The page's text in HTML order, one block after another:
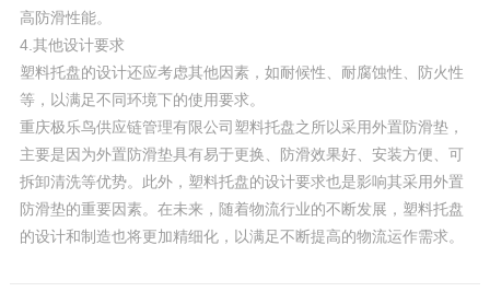
高防滑性能。
4.其他设计要求
塑料托盘的设计还应考虑其他因素，如耐候性、耐腐蚀性、防火性
等，以满足不同环境下的使用要求。
重庆极乐鸟供应链管理有限公司塑料托盘之所以采用外置防滑垫，
主要是因为外置防滑垫具有易于更换、防滑效果好、安装方便、可
拆卸清洗等优势。此外，塑料托盘的设计要求也是影响其采用外置
防滑垫的重要因素。在未来，随着物流行业的不断发展，塑料托盘
的设计和制造也将更加精细化，以满足不断提高的物流运作需求。